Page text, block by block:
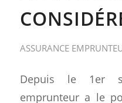
ASSURANCE
Depuis le 1er
emprunteur a le